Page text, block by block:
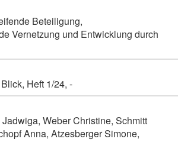
Beteiligung,
Vernetzung und Entwicklung durch
Heft 1/24, -
Weber Christine, Schmitt
Anna, Atzesberger Simone,